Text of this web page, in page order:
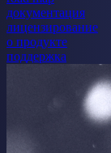
документация
лицензирование
о продукте
поддержка